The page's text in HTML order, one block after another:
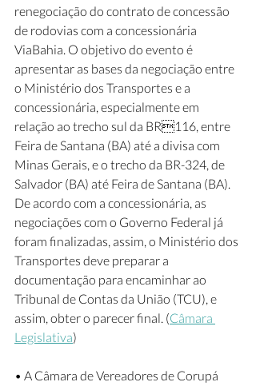
renegociação do contrato de concessão
de rodovias com a concessionária
ViaBahia. O objetivo do evento é
apresentar as bases da negociação entre
o Ministério dos Transportes e a
concessionária, especialmente em
relação ao trecho sul da BR116, entre
Feira de Santana (BA) até a divisa com
Minas Gerais, e o trecho da BR-324, de
Salvador (BA) até Feira de Santana (BA).
De acordo com a concessionária, as
negociações com o Governo Federal já
foram finalizadas, assim, o Ministério dos
Transportes deve preparar a
documentação para encaminhar ao
Tribunal de Contas da União (TCU), e
assim, obter o parecer final. (Câmara
Legislativa)
• A Câmara de Vereadores de Corupá